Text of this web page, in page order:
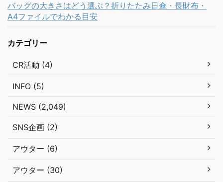
バッグの大きさはどう選ぶ？折りたたみ日傘・長財布・
A4ファイルでわかる目安
カテゴリー
CR活動 (4)
INFO (5)
NEWS (2,049)
SNS企画 (2)
アウター (6)
アウター (30)